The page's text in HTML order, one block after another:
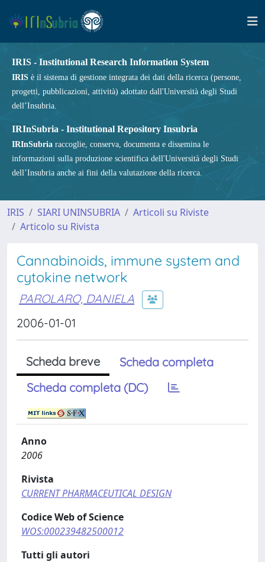
IRIS - Institutional Research Information System
IRIS è il sistema di gestione integrata dei dati della ricerca (persone,
progetti, pubblicazioni, attività) adottato dall'Università degli Studi
dell’Insubria.
IRInSubria - Institutional Repository Insubria
IRInSubria raccoglie, conserva, documenta e dissemina le
informazioni sulla produzione scientifica dell'Università degli Studi
dell’Insubria anche ai fini della valutazione della ricerca.
IRIS SIARI UNINSUBRIA
Articoli su Riviste
Articolo su Rivista
Cannabinoids, immune system and
cytokine network
PAROLARO, DANIELA
2006-01-01
Scheda breve
Scheda completa
Scheda completa (DC)
Anno
2006
Rivista
CURRENT PHARMACEUTICAL DESIGN
Codice Web of Science
WOS:000239482500012
Tutti gli autori